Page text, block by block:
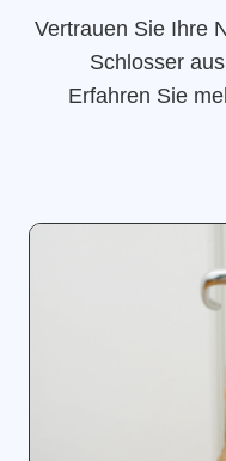
Vertrauen Sie Ihre
Schlosser
Erfahren Sie